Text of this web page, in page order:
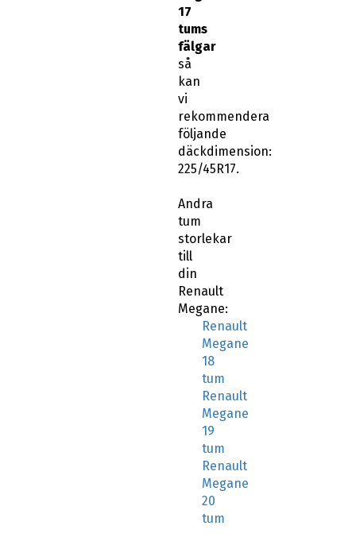
17
tums
fälgar
så
kan
vi
rekommendera
följande
däckdimension:
225/45R17.
Andra
tum
storlekar
till
din
Renault
Megane:
Renault
Megane
18
tum
Renault
Megane
19
tum
Renault
Megane
20
tum